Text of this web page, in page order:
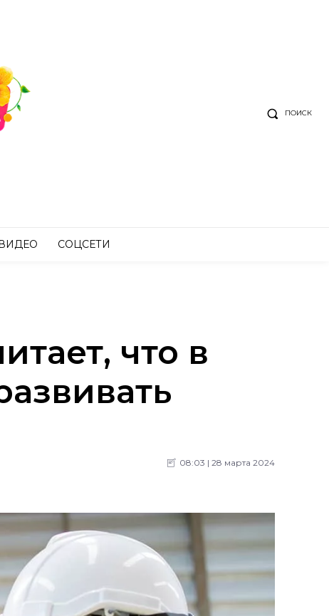
ПОИСК
СОЦСЕТИ
что в
08:03 | 28 марта 2024